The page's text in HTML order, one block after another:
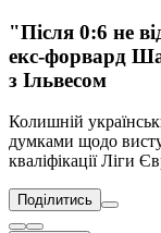
"Після 0:6 не
екс-форвард
з Ільвесом
Колишній
думками щодо
кваліфікації Ліги
Поділитись